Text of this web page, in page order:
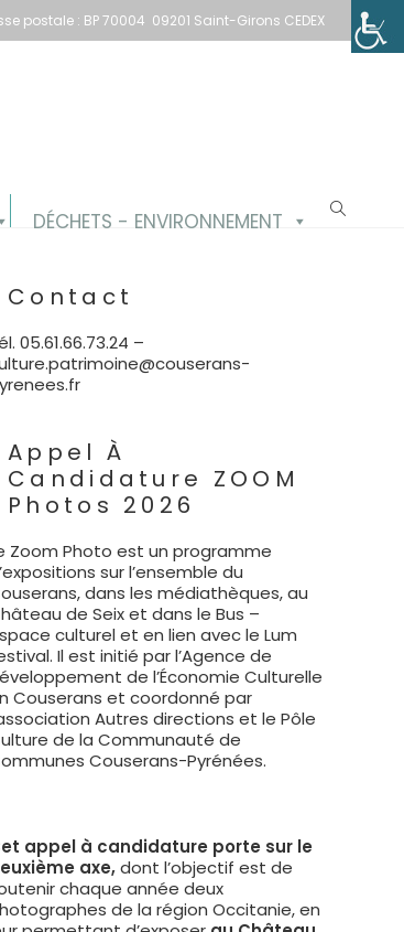
postale : BP 70004 09201 Saint-Girons CEDEX
DÉCHETS - ENVIRONNEMENT
Contact
05.61.66.73.24 –
Appel À
Candidature ZOOM
Photos 2026
Zoom Photo est un programme
sur l’ensemble du
dans les médiathèques, au
de Seix et dans le Bus –
culturel et en lien avec le Lum
Il est initié par l’Agence de
de l’Économie Culturelle
Couserans et coordonné par
Autres directions et le Pôle
de la Communauté de
Couserans-Pyrénées.
appel à candidature porte sur le
axe,dont l’objectif est de
chaque année deux
de la région Occitanie, en